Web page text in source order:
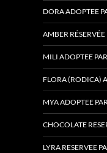
DORA ADOPTEE
AMBER
MILI ADOPTEE
FLORA (RODICA)
MYA ADOPTEE
CHOCOLATE
LYRA RESERVEE